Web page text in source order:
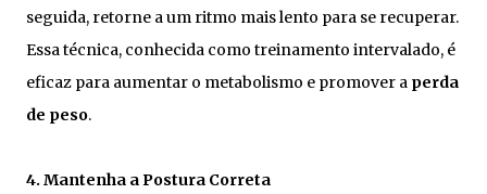
seguida, retorne a um ritmo mais lento para se recuperar.
Essa técnica, conhecida como treinamento intervalado, é
eficaz para aumentar o metabolismo e promover a perda
de peso.
4. Mantenha a Postura Correta